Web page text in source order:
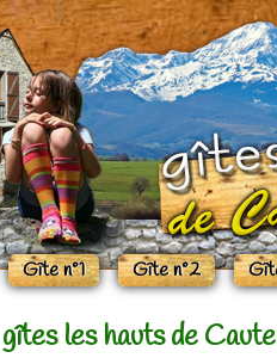
Gîte n°1 Gîte n°2
les hauts de